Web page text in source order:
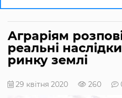
Аграріям
реальні
ринку землі
29 квітня 2020 260